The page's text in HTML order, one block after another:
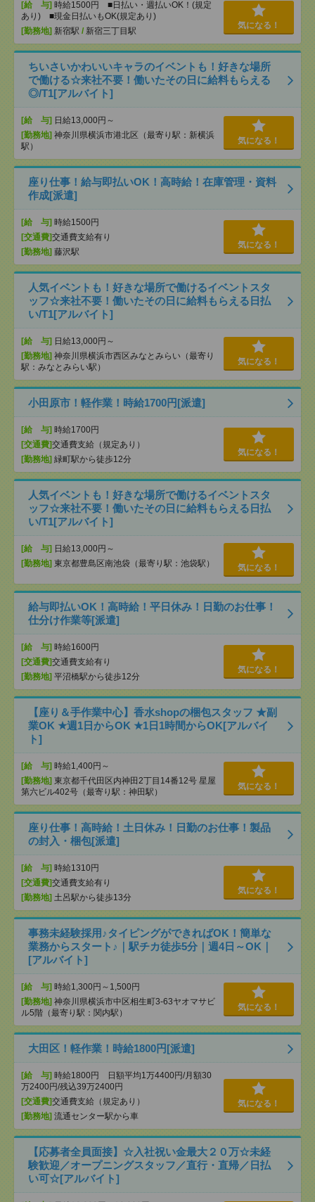
[給 与] 時給1500円 ■日払い・週払いOK！(規定
あり) ■現金日払いもOK(規定あり)
[勤務地] 新宿駅 / 新宿三丁目駅
気になる！
ちいさいかわいいキャラのイベントも！好きな場所
で働ける☆来社不要！働いたその日に給料もらえる
◎/T1[アルバイト]
[給 与] 日給13,000円～
[勤務地] 神奈川県横浜市港北区（最寄り駅：新横浜
駅）
気になる！
座り仕事！給与即払いOK！高時給！在庫管理・資料
作成[派遣]
[給 与] 時給1500円
[交通費]交通費支給有り
[勤務地] 藤沢駅
気になる！
人気イベントも！好きな場所で働けるイベントスタ
ッフ☆来社不要！働いたその日に給料もらえる日払
い/T1[アルバイト]
[給 与] 日給13,000円～
[勤務地] 神奈川県横浜市西区みなとみらい（最寄り
駅：みなとみらい駅）
気になる！
小田原市！軽作業！時給1700円[派遣]
[給 与] 時給1700円
[交通費]交通費支給（規定あり）
[勤務地] 緑町駅から徒歩12分
気になる！
人気イベントも！好きな場所で働けるイベントスタ
ッフ☆来社不要！働いたその日に給料もらえる日払
い/T1[アルバイト]
[給 与] 日給13,000円～
[勤務地] 東京都豊島区南池袋（最寄り駅：池袋駅） 気になる！
給与即払いOK！高時給！平日休み！日勤のお仕事！
仕分け作業等[派遣]
[給 与] 時給1600円
[交通費]交通費支給有り
[勤務地] 平沼橋駅から徒歩12分
気になる！
【座り＆手作業中心】香水shopの梱包スタッフ ★副
業OK ★週1日からOK ★1日1時間からOK[アルバイ
ト]
[給 与] 時給1,400円～
[勤務地] 東京都千代田区内神田2丁目14番12号 星屋
第六ビル402号（最寄り駅：神田駅）
気になる！
座り仕事！高時給！土日休み！日勤のお仕事！製品
の封入・梱包[派遣]
[給 与] 時給1310円
[交通費]交通費支給有り
[勤務地] 土呂駅から徒歩13分
気になる！
事務未経験採用♪タイピングができればOK！簡単な
業務からスタート♪｜駅チカ徒歩5分｜週4日～OK｜
[アルバイト]
[給 与] 時給1,300円～1,500円
[勤務地] 神奈川県横浜市中区相生町3-63ヤオマサビ
ル5階（最寄り駅：関内駅）
気になる！
大田区！軽作業！時給1800円[派遣]
[給 与] 時給1800円 日額平均1万4400円/月額30
万2400円/残込39万2400円
[交通費]交通費支給（規定あり）
[勤務地] 流通センター駅から車
気になる！
【応募者全員面接】☆入社祝い金最大２０万☆未経
験歓迎／オープニングスタッフ／直行・直帰／日払
い可☆[アルバイト]